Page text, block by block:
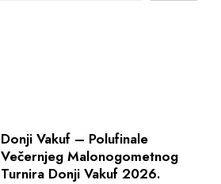
Donji Vakuf – Polufinale
Večernjeg Malonogometnog
Turnira Donji Vakuf 2026.